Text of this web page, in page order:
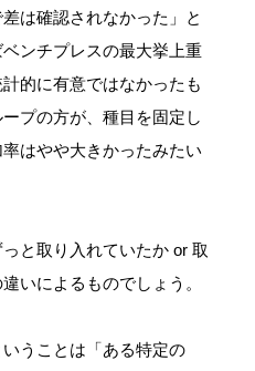
は確認されなかった」と
ンチプレスの最大挙上重
的に有意ではなかったも
プの方が、種目を固定し
はやや大きかったみたい
と取り入れていたか or 取
いによるものでしょう。
うことは「ある特定の